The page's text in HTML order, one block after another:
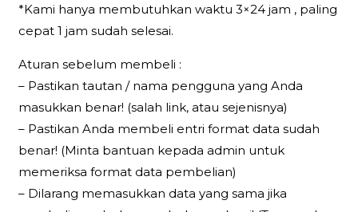
*Kami hanya membutuhkan waktu 3×24 jam , paling
cepat 1 jam sudah selesai.
Aturan sebelum membeli :
– Pastikan tautan / nama pengguna yang Anda
masukkan benar! (salah link, atau sejenisnya)
– Pastikan Anda membeli entri format data sudah
benar! (Minta bantuan kepada admin untuk
memeriksa format data pembelian)
– Dilarang memasukkan data yang sama jika